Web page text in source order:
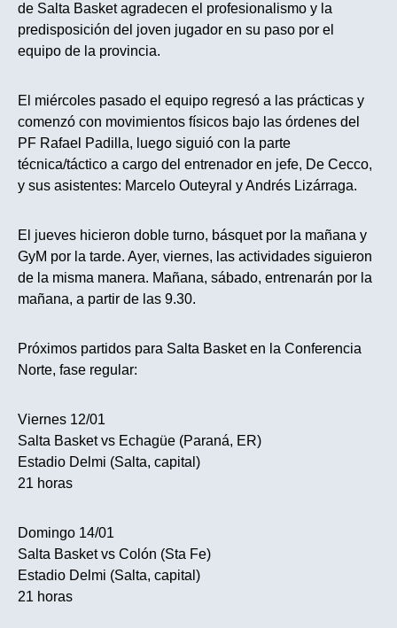
de Salta Basket agradecen el profesionalismo y la
predisposición del joven jugador en su paso por el
equipo de la provincia.
El miércoles pasado el equipo regresó a las prácticas y
comenzó con movimientos físicos bajo las órdenes del
PF Rafael Padilla, luego siguió con la parte
técnica/táctico a cargo del entrenador en jefe, De Cecco,
y sus asistentes: Marcelo Outeyral y Andrés Lizárraga.
El jueves hicieron doble turno, básquet por la mañana y
GyM por la tarde. Ayer, viernes, las actividades siguieron
de la misma manera. Mañana, sábado, entrenarán por la
mañana, a partir de las 9.30.
Próximos partidos para Salta Basket en la Conferencia
Norte, fase regular:
Viernes 12/01
Salta Basket vs Echagüe (Paraná, ER)
Estadio Delmi (Salta, capital)
21 horas
Domingo 14/01
Salta Basket vs Colón (Sta Fe)
Estadio Delmi (Salta, capital)
21 horas